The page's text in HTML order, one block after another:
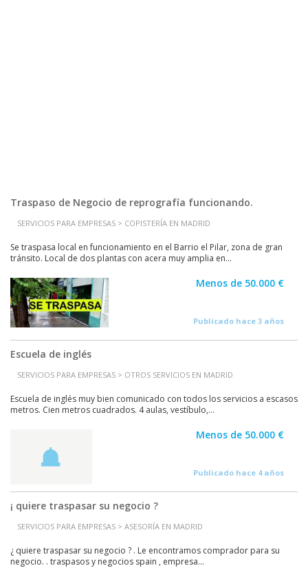
Traspaso de Negocio de reprografía funcionando.
SERVICIOS PARA EMPRESAS > COPISTERÍA EN MADRID
Se traspasa local en funcionamiento en el Barrio el Pilar, zona de gran
tránsito. Local de dos plantas con acera muy amplia en...
Menos de 50.000 €
Publicado hace 3 años
Escuela de inglés
SERVICIOS PARA EMPRESAS > OTROS SERVICIOS EN MADRID
Escuela de inglés muy bien comunicado con todos los servicios a escasos
metros. Cien metros cuadrados. 4 aulas, vestíbulo,...
Menos de 50.000 €
Publicado hace 4 años
¡ quiere traspasar su negocio ?
SERVICIOS PARA EMPRESAS > ASESORÍA EN MADRID
¿ quiere traspasar su negocio ? . Le encontramos comprador para su
negocio. . traspasos y negocios spain , empresa...